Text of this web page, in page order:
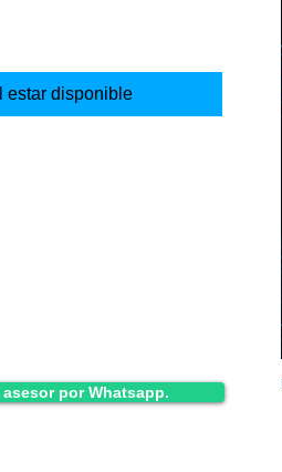
estar disponible
por Whatsapp.